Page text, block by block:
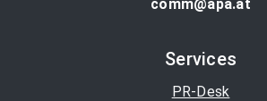
comm@apa.at
Services
PR-Desk